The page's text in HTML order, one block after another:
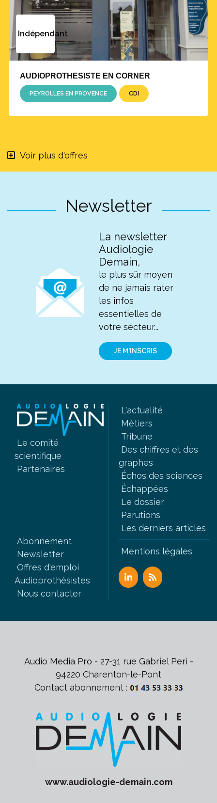
Indépendant
AUDIOPROTHESISTE EN CORNER
PEYROLLES EN PROVENCE CDI
Voir plus d'offres
Newsletter
La newsletter
Audiologie
Demain,
le plus sûr moyen
de ne jamais rater
les infos
essentielles de
votre secteur...
JE M'INSCRIS
Le comité
scientifique
Partenaires
L'actualité
Métiers
Tribune
Des chiffres et des
graphes
Échos des sciences
Échappées
Le dossier
Parutions
Les derniers articles
Abonnement
Newsletter
Offres d'emploi
Audioprothésistes
Nous contacter
Mentions légales
Audio Media Pro - 27-31 rue Gabriel Peri -
94220 Charenton-le-Pont
Contact abonnement :
www.audiologie-demain.com